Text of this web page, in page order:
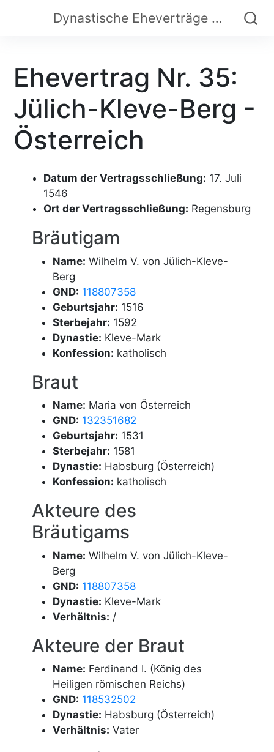
Dynastische Eheverträge der Frühen Neuzeit
Ehevertrag Nr. 35:
Jülich-Kleve-Berg -
Österreich
Datum der Vertragsschließung: 17. Juli
1546
Ort der Vertragsschließung: Regensburg
Bräutigam
Name: Wilhelm V. von Jülich-Kleve-
Berg
GND: 118807358
Geburtsjahr: 1516
Sterbejahr: 1592
Dynastie: Kleve-Mark
Konfession: katholisch
Braut
Name: Maria von Österreich
GND: 132351682
Geburtsjahr: 1531
Sterbejahr: 1581
Dynastie: Habsburg (Österreich)
Konfession: katholisch
Akteure des
Bräutigams
Name: Wilhelm V. von Jülich-Kleve-
Berg
GND: 118807358
Dynastie: Kleve-Mark
Verhältnis: /
Akteure der Braut
Name: Ferdinand I. (König des
Heiligen römischen Reichs)
GND: 118532502
Dynastie: Habsburg (Österreich)
Verhältnis: Vater